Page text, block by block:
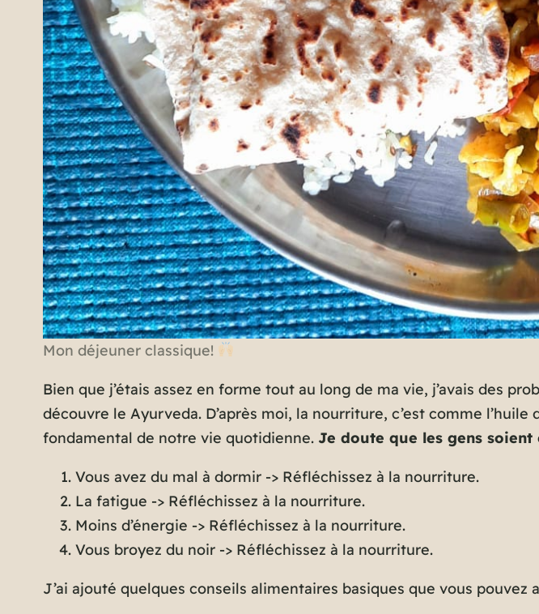
Mon déjeuner classique!
Bien que j’étais assez en forme tout au long de ma vie, j’avais des
découvre le Ayurveda. D’après moi, la nourriture, c’est comme
fondamental de notre vie quotidienne. Je doute que les gens soient
Vous avez du mal à dormir -> Réfléchissez à la nourriture.
La fatigue -> Réfléchissez à la nourriture.
Moins d’énergie -> Réfléchissez à la nourriture.
Vous broyez du noir -> Réfléchissez à la nourriture.
J’ai ajouté quelques conseils alimentaires basiques que vous pouvez